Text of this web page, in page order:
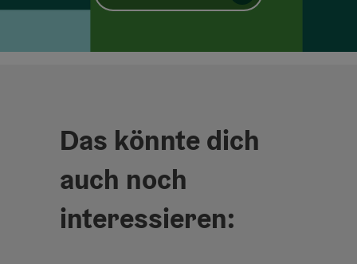
Das könnte dich
auch noch
interessieren: